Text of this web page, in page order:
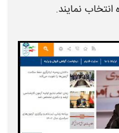
انتخاب نمایند.